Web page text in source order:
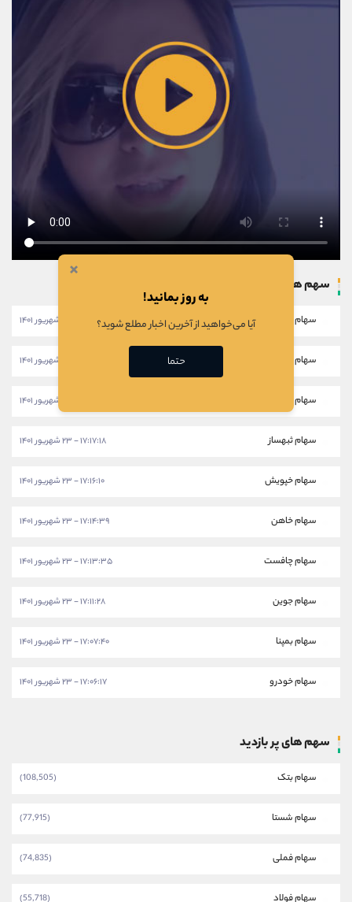
سهم های بروزرسانی شده
سهام خبهمن ۱۱:۴۶:۲۸ - ۲۸ شهریور ۱۴۰۱
سهام خکار
سهام شرانل
سهام ثبهساز ۱۷:۱۷:۱۸ - ۲۳ شهریور ۱۴۰۱
سهام خپویش ۱۷:۱۶:۱۰ - ۲۳ شهریور ۱۴۰۱
سهام خاهن ۱۷:۱۴:۳۹ - ۲۳ شهریور ۱۴۰۱
سهام چافست ۱۷:۱۳:۳۵ - ۲۳ شهریور ۱۴۰۱
سهام جوین ۱۷:۱۱:۲۸ - ۲۳ شهریور ۱۴۰۱
سهام بمپنا ۱۷:۰۷:۴۰ - ۲۳ شهریور ۱۴۰۱
سهام خودرو ۱۷:۰۶:۱۷ - ۲۳ شهریور ۱۴۰۱
سهم های پر بازدید
سهام بتک (108,505)
سهام شستا (77,915)
سهام فملی (74,835)
(55,718)
×
به روز بمانید!
آیا می‌خواهید از آخرین اخبار مطلع شوید؟
حتما